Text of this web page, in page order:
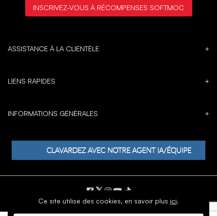
Ce site utilise des cookies, en savoir plus ici.
ASSISTANCE À LA CLIENTÈLE +
LIENS RAPIDES +
INFORMATIONS GÉNÉRALES +
INSCRIVEZ-VOUS À RÉCOMPENSES SOFTMOC
𝕏
DROIT D'AUTEUR © 1996 - 2026 SoftMoc Inc.